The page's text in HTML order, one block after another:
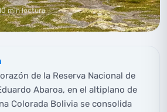
min lectura
de la Reserva Nacional de
Abaroa, en el altiplano de
Colorada Bolivia se consolida